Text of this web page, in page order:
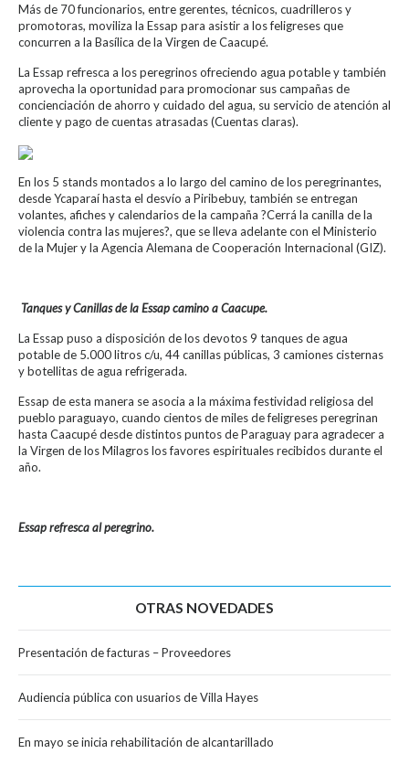
Más de 70 funcionarios, entre gerentes, técnicos, cuadrilleros y
promotoras, moviliza la Essap para asistir a los feligreses que
concurren a la Basílica de la Virgen de Caacupé.
La Essap refresca a los peregrinos ofreciendo agua potable y también
aprovecha la oportunidad para promocionar sus campañas de
concienciación de ahorro y cuidado del agua, su servicio de atención al
cliente y pago de cuentas atrasadas (Cuentas claras).
En los 5 stands montados a lo largo del camino de los peregrinantes,
desde Ycaparaí hasta el desvío a Piribebuy, también se entregan
volantes, afiches y calendarios de la campaña ?Cerrá la canilla de la
violencia contra las mujeres?, que se lleva adelante con el Ministerio
de la Mujer y la Agencia Alemana de Cooperación Internacional (GIZ).
Tanques y Canillas de la Essap camino a Caacupe.
La Essap puso a disposición de los devotos 9 tanques de agua
potable de 5.000 litros c/u, 44 canillas públicas, 3 camiones cisternas
y botellitas de agua refrigerada.
Essap de esta manera se asocia a la máxima festividad religiosa del
pueblo paraguayo, cuando cientos de miles de feligreses peregrinan
hasta Caacupé desde distintos puntos de Paraguay para agradecer a
la Virgen de los Milagros los favores espirituales recibidos durante el
año.
Essap refresca al peregrino.
OTRAS NOVEDADES
Presentación de facturas – Proveedores
Audiencia pública con usuarios de Villa Hayes
En mayo se inicia rehabilitación de alcantarillado